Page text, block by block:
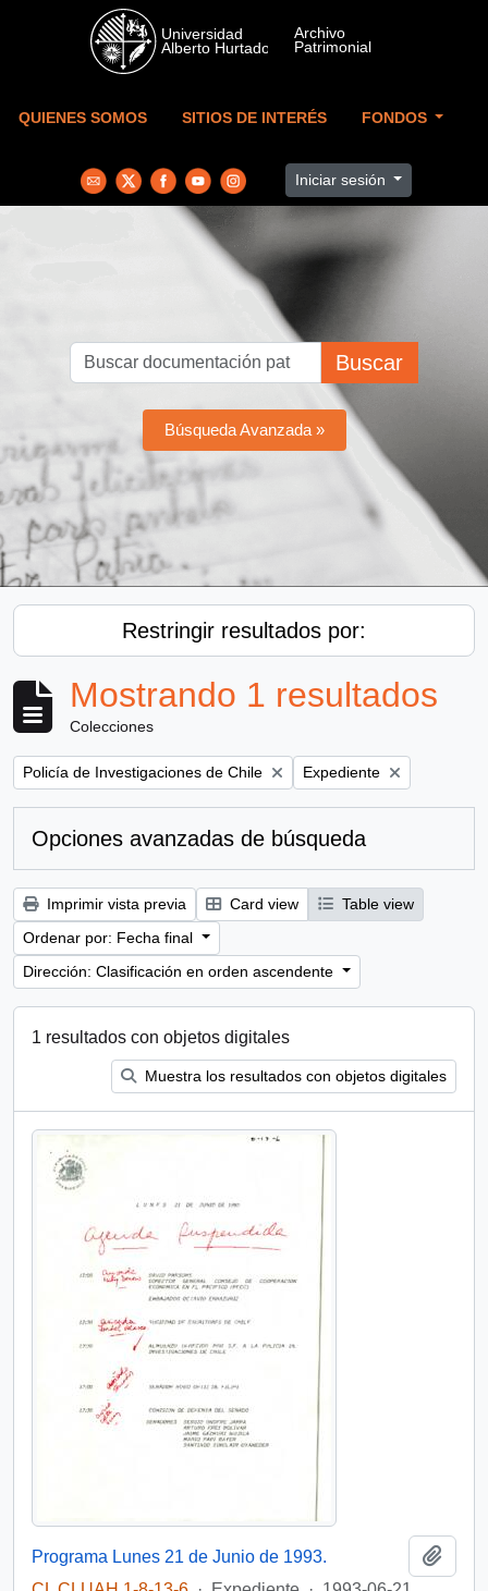
Skip to main content
QUIENES SOMOS SITIOS DE INTERÉS FONDOS
Iniciar sesión
Buscar
Búsqueda Avanzada »
Restringir resultados por:
Mostrando 1 resultados
Colecciones
Remove filter:
Policía de Investigaciones de Chile Remove filter:
Expediente
Opciones avanzadas de búsqueda
Imprimir vista previa Card view
Table view
Ordenar por: Fecha final
Dirección: Clasificación en orden ascendente
1 resultados con objetos digitales
Muestra los resultados con objetos digitales
Programa Lunes 21 de Junio de 1993.